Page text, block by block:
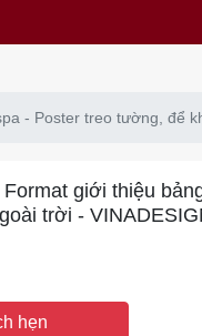
- Poster treo tường, để
giới thiệu
trời -
hẹn